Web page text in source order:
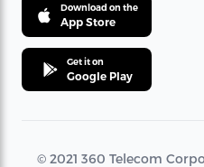
Download on the
App Store
Get it on
Google Play
© 2021 360 Telecom